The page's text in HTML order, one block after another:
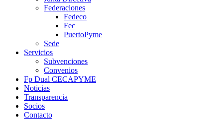
Federaciones
Fedeco
Fec
PuertoPyme
Sede
Servicios
Subvenciones
Convenios
Fp Dual CECAPYME
Noticias
Transparencia
Socios
Contacto